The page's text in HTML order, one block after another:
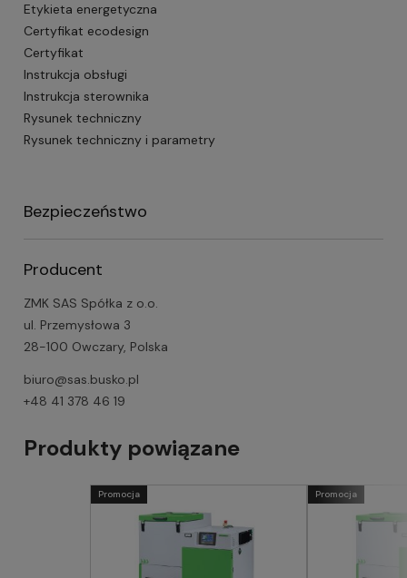
Etykieta energetyczna
Certyfikat ecodesign
Certyfikat
Instrukcja obsługi
Instrukcja sterownika
Rysunek techniczny
Rysunek techniczny i parametry
Bezpieczeństwo
Producent
ZMK SAS Spółka z o.o.
ul. Przemysłowa 3
28-100 Owczary, Polska
biuro@sas.busko.pl
+48 41 378 46 19
Produkty powiązane
Promocja Promocja